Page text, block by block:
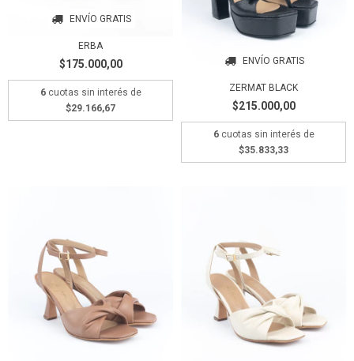
ENVÍO GRATIS
ERBA
$175.000,00
6 cuotas sin interés de
$29.166,67
ENVÍO GRATIS
ZERMAT BLACK
$215.000,00
6 cuotas sin interés de
$35.833,33